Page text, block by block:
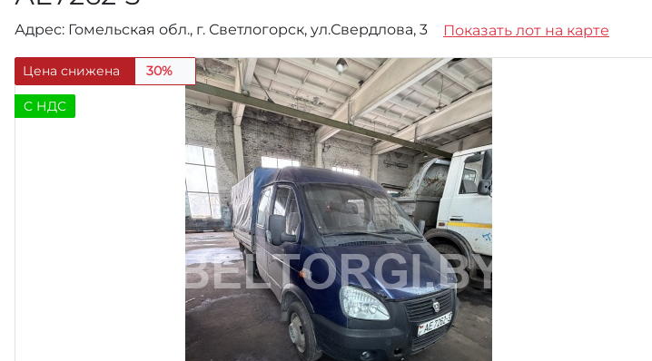
Адрес: Гомельская обл., г. Светлогорск, ул.Свердлова, 3 Показать лот на карте
Цена снижена 30%
C НДС